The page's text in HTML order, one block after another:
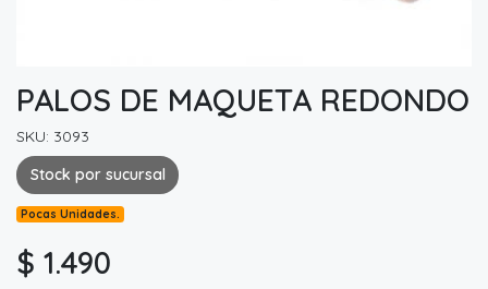
PALOS DE MAQUETA REDONDO
SKU: 3093
Stock por sucursal
Pocas Unidades.
$ 1.490